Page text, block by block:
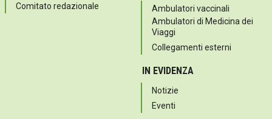
Comitato redazionale
Ambulatori vaccinali
Ambulatori di Medicina dei
Viaggi
Collegamenti esterni
IN EVIDENZA
Notizie
Eventi